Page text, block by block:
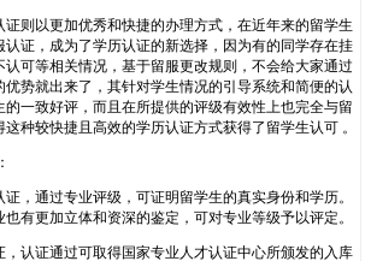
证则以更加优秀和快捷的办理方式，在近年来的留学生
认证，成为了学历认证的新选择，因为有的同学存在挂
认可等相关情况，基于留服更改规则，不会给大家通过
优势就出来了，其针对学生情况的引导系统和简便的认
的一致好评，而且在所提供的评级有效性上也完全与留
种较快捷且高效的学历认证方式获得了留学生认可 。
，通过专业评级，可证明留学生的真实身份和学历。
有更加立体和资深的鉴定，可对专业等级予以评定。
，认证通过可取得国家专业人才认证中心所颁发的入库